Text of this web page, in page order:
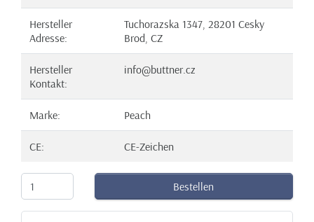
Hersteller
Adresse:
Tuchorazska 1347, 28201 Cesky
Brod, CZ
Hersteller
Kontakt:
info@buttner.cz
Marke: Peach
CE: CE-Zeichen
Bestellen